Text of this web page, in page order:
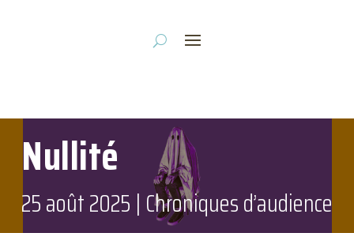
Nullité
25 août 2025 | Chroniques d’audience